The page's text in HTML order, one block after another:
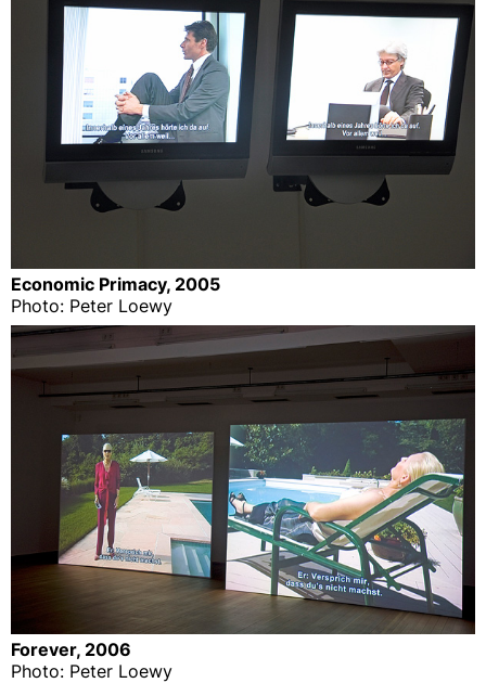
Economic Primacy, 2005
Photo: Peter Loewy
Forever, 2006
Photo: Peter Loewy